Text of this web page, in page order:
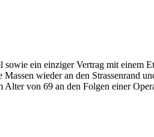
ein einziger Vertrag mit einem
wieder an den Strassenrand
Alter von 69 an den Folgen einer